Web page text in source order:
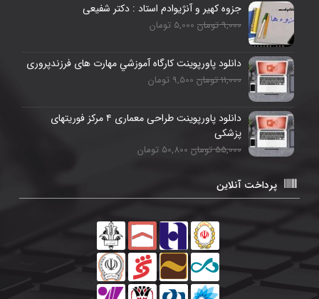
جزوه کهیر و آنژیوادم استاد : دکتر شفیعی
9,000 تومان 5,000 تومان
دانلود پاورپوینت كارگاه آموزشي مهارت های فرزندپروری
11,000 تومان 9,500 تومان
دانلود پاورپوینت طراحی معماری ۴ مرکز فوریتهای
پزشکی
55,000 تومان 50,800 تومان
پرداخت آنلاین